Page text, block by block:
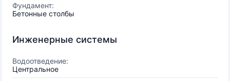
Фундамент:
Бетонные столбы
Инженерные системы
Водоотведение:
Центральное